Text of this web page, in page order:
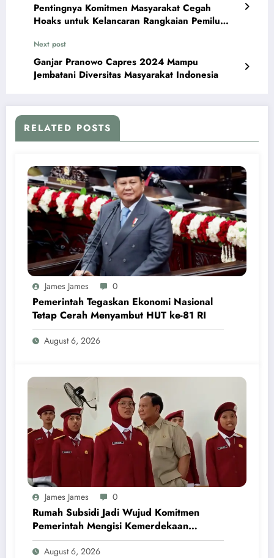
Pentingnya Komitmen Masyarakat Cegah
Hoaks untuk Kelancaran Rangkaian Pemilu
Next post
Ganjar Pranowo Capres 2024 Mampu
Jembatani Diversitas Masyarakat Indonesia
RELATED POSTS
James James 0
Pemerintah Tegaskan Ekonomi Nasional
Tetap Cerah Menyambut HUT ke-81 RI
August 6, 2026
James James 0
Rumah Subsidi Jadi Wujud Komitmen
Pemerintah Mengisi Kemerdekaan
dengan Kesejahteraan
August 6, 2026